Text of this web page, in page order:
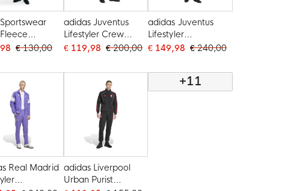
Zwart
€ 130,00
adidas Juventus
Lifestyler Crew
Trainingspak Zwart
€ 119,98 € 200,00
adidas Juventus
Lifestyler
Trainingspak Full-Zip
€ 149,98 € 240,00
Real Madrid adidas Liverpool
Urban Purist
+11